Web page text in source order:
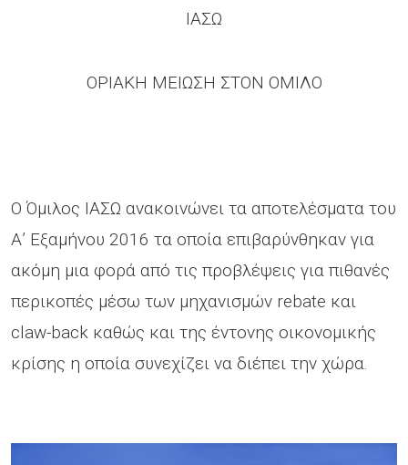
ΙΑΣΩ
ΟΡΙΑΚΗ ΜΕΙΩΣΗ ΣΤΟΝ ΟΜΙΛΟ
Ο Όμιλος ΙΑΣΩ ανακοινώνει τα αποτελέσματα του
Α’ Εξαμήνου 2016 τα οποία επιβαρύνθηκαν για
ακόμη μια φορά από τις προβλέψεις για πιθανές
περικοπές μέσω των μηχανισμών rebate και
claw-back καθώς και της έντονης οικονομικής
κρίσης η οποία συνεχίζει να διέπει την χώρα.